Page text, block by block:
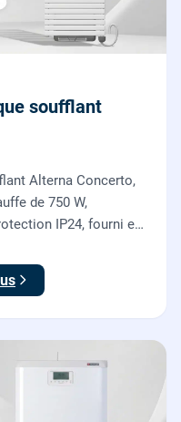
soufflant
Alterna Concerto,
de 750 W,
IP24, fourni et